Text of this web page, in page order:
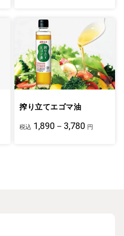
搾り立てエゴマ油
税込 1,890－3,780 円